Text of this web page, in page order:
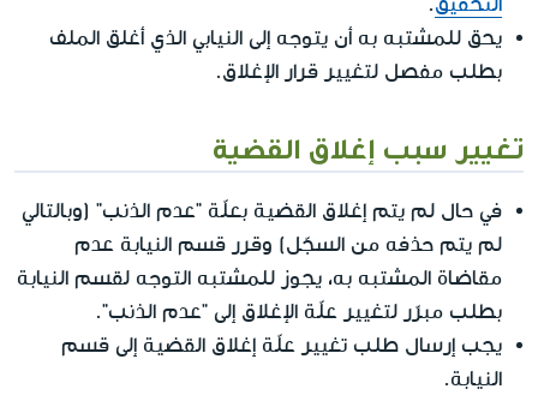
يحق للمشتبه به أن يتوجه إلى النيابي الذي أغلق الملف
بطلب مفصل لتغيير قرار الإغلاق.
تغيير سبب إغلاق القضية
في حال لم يتم إغلاق القضية بعلّة "عدم الذنب" (وبالتالي
لم يتم حذفه من السجّل) وقرر قسم النيابة عدم
مقاضاة المشتبه به، يجوز للمشتبه التوجه لقسم النيابة
بطلب مبرّر لتغيير علّة الإغلاق إلى "عدم الذنب".
يجب إرسال طلب تغيير علّة إغلاق القضية إلى قسم
النيابة.